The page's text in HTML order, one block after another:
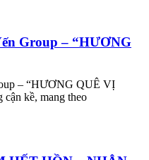
Group – “HƯƠNG
– “HƯƠNG QUÊ VỊ
kề, mang theo